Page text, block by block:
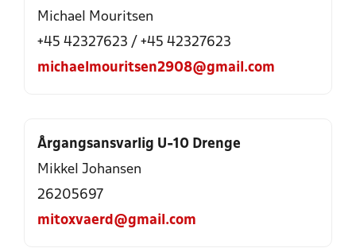
Michael Mouritsen
+45 42327623 / +45 42327623
michaelmouritsen2908@gmail.com
Årgangsansvarlig U-10 Drenge
Mikkel Johansen
26205697
mitoxvaerd@gmail.com